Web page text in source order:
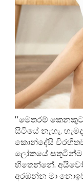
''මෙතරම් කෙනකුට
සිටියේ නැහැ.
කොන්දේසි
ලෝකයේ සතුටින්ම
හිතෙන්නේ.
අරඹන්න මා